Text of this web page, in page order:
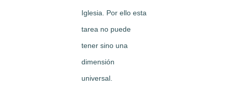
Iglesia. Por ello esta
tarea no puede
tener sino una
dimensión
universal.